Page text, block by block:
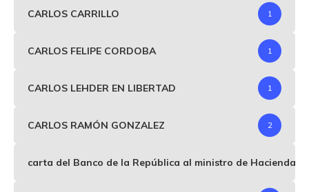
CARLOS CARRILLO 1
CARLOS FELIPE CORDOBA 1
CARLOS LEHDER EN LIBERTAD 1
CARLOS RAMÓN GONZALEZ 2
carta del Banco de la República al ministro de Hacienda